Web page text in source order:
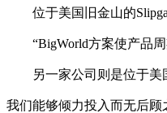
位于美国旧金山的
“BigWorld方案使产品
另一家公司则是位于美
我们能够倾力投入而无后顾